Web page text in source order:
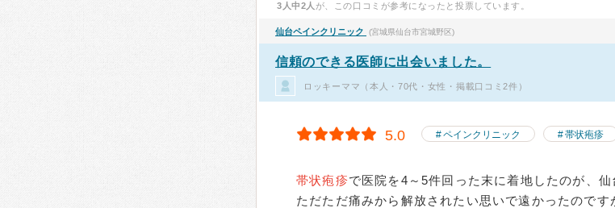
3人中2人 が、この口コミが参考になったと投票しています。
仙台ペインクリニック (宮城県仙台市宮城野区)
信頼のできる医師に出会いました。
ロッキーママ（本人・70代・女性・掲載口コミ2件）
5.0 ペインクリニック 帯状疱疹
帯状疱疹で医院を4～5件回った末に着地したのが、仙
ただただ痛みから解放されたい思いで遠かったので